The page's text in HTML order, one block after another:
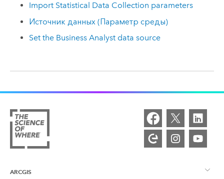
Import Statistical Data Collection parameters
Источник данных (Параметр среды)
Set the Business Analyst data source
ARCGIS